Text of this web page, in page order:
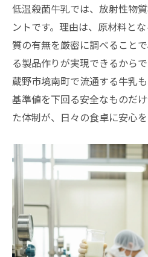
低温殺菌牛乳では、放射性物
ントです。理由は、原材料と
質の有無を厳密に調べること
る製品作りが実現できるから
蔵野市境南町で流通する牛乳
基準値を下回る安全なものだ
た体制が、日々の食卓に安心を